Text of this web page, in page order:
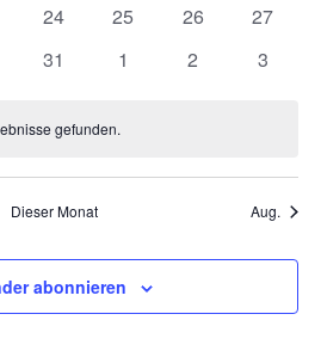
0
24
0
25
0
26
0
27
0
31
0
1
0
2
0
3
gefunden.
Dieser Monat Aug.
abonnieren